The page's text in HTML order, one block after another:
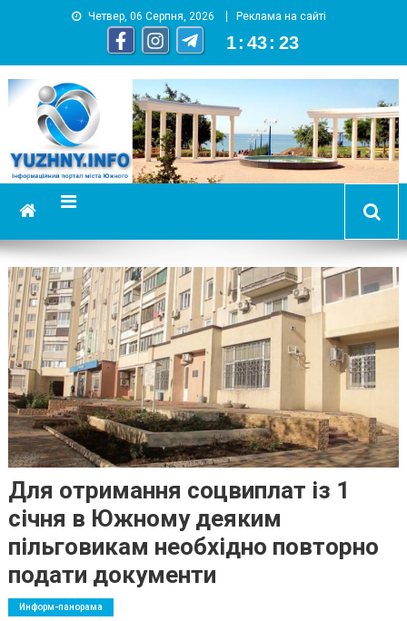
Четвер, 06 Серпня, 2026 Реклама на сайті
1 : 43 : 23
YUZHNY.INFO
информационный портал города Южный
Для отримання соцвиплат із 1
січня в Южному деяким
пільговикам необхідно повторно
подати документи
Информ-панорама